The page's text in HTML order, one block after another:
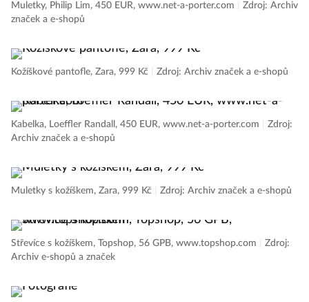
Muletky, Philip Lim, 450 EUR, www.net-a-porter.com
Zdroj: Archiv
značek a e-shopů
Kožíškové pantofle, Zara, 999 Kč Zdroj: Archiv značek a e-shopů
Kabelka, Loeffler Randall, 450 EUR, www.net-a-porter.com
Zdroj:
Archiv značek a e-shopů
Muletky s kožíškem, Zara, 999 Kč Zdroj: Archiv značek a e-shopů
Střevíce s kožíškem, Topshop, 56 GPB, www.topshop.com
Zdroj:
Archiv e-shopů a značek